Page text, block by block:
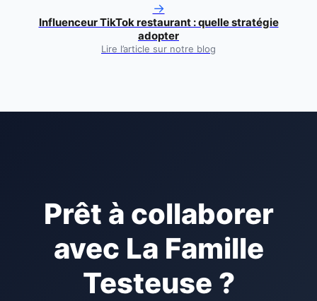
→
Influenceur TikTok restaurant : quelle stratégie
adopter
Lire l’article sur notre blog
Prêt à collaborer
avec La Famille
Testeuse ?